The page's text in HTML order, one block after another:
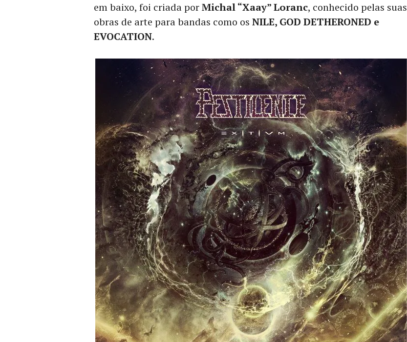
em baixo, foi criada porMichal “Xaay” Loranc, conhecido pelas suas
obras de arte para bandas como os NILE, GOD DETHERONED e
EVOCATION.